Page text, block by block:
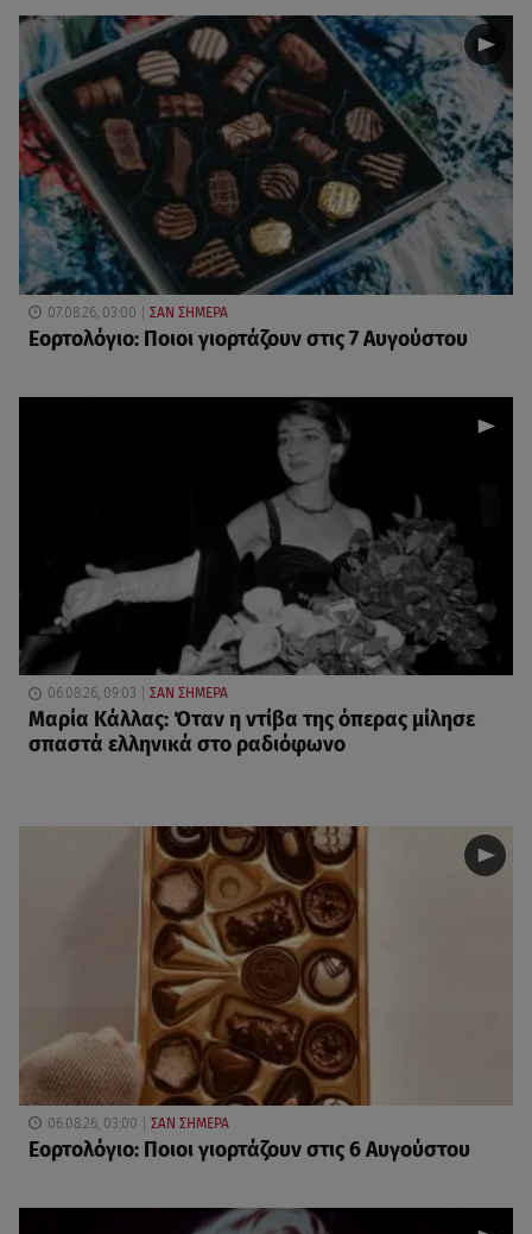
07.08.26, 03:00 ΣΑΝ ΣΗΜΕΡΑ
Εορτολόγιο: Ποιοι γιορτάζουν στις 7 Αυγούστου
06.08.26, 09:03 ΣΑΝ ΣΗΜΕΡΑ
Μαρία Κάλλας: Όταν η ντίβα της όπερας μίλησε
σπαστά ελληνικά στο ραδιόφωνο
06.08.26, 03:00 ΣΑΝ ΣΗΜΕΡΑ
Εορτολόγιο: Ποιοι γιορτάζουν στις 6 Αυγούστου